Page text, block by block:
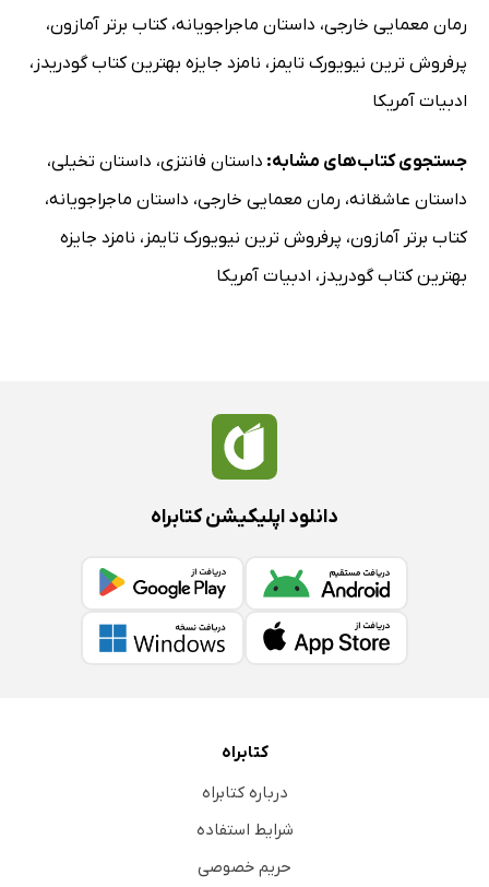
رمان معمایی خارجی، داستان ماجراجویانه،کتاب برتر آمازون،
پرفروش ترین نیویورک تایمز ، نامزد جایزه بهترین کتاب گودریدز ،
ادبیات آمریکا
جستجوی کتاب‌های مشابه: داستان فانتزی، داستان تخیلی،
داستان عاشقانه، رمان معمایی خارجی، داستان ماجراجویانه،
کتاب برتر آمازون، پرفروش ترین نیویورک تایمز ، نامزد جایزه
بهترین کتاب گودریدز ، ادبیات آمریکا
دانلود اپلیکیشن کتابراه
کتابراه
درباره کتابراه
شرایط استفاده
حریم خصوصی